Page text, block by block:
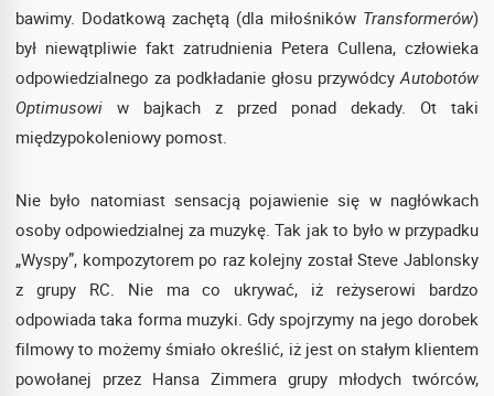
bawimy. Dodatkową zachętą (dla miłośników Transformerów)
był niewątpliwie fakt zatrudnienia Petera Cullena, człowieka
odpowiedzialnego za podkładanie głosu przywódcy Autobotów
Optimusowi w bajkach z przed ponad dekady. Ot taki
międzypokoleniowy pomost.
Nie było natomiast sensacją pojawienie się w nagłówkach
osoby odpowiedzialnej za muzykę. Tak jak to było w przypadku
„Wyspy”, kompozytorem po raz kolejny został Steve Jablonsky
z grupy RC. Nie ma co ukrywać, iż reżyserowi bardzo
odpowiada taka forma muzyki. Gdy spojrzymy na jego dorobek
filmowy to możemy śmiało określić, iż jest on stałym klientem
powołanej przez Hansa Zimmera grupy młodych twórców,